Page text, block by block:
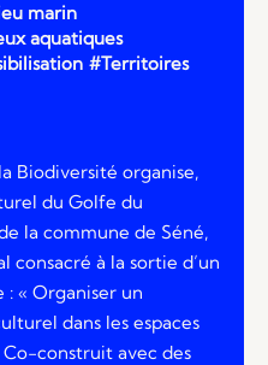
marin
aquatiques
#Territoires
Biodiversité organise,
du Golfe du
la commune de Séné,
consacré à la sortie d’un
« Organiser un
dans les espaces
construit avec des